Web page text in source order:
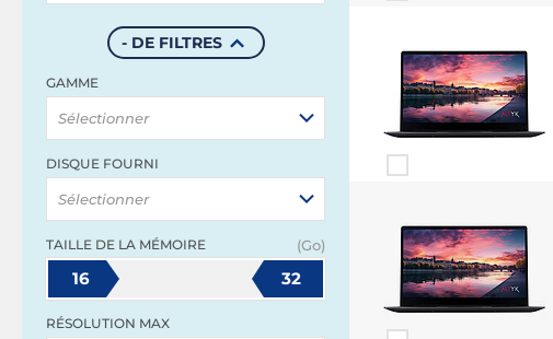
- DE FILTRES
GAMME
Sélectionner
DISQUE FOURNI
Sélectionner
TAILLE DE LA MÉMOIRE (Go)
16 32
RÉSOLUTION MAX